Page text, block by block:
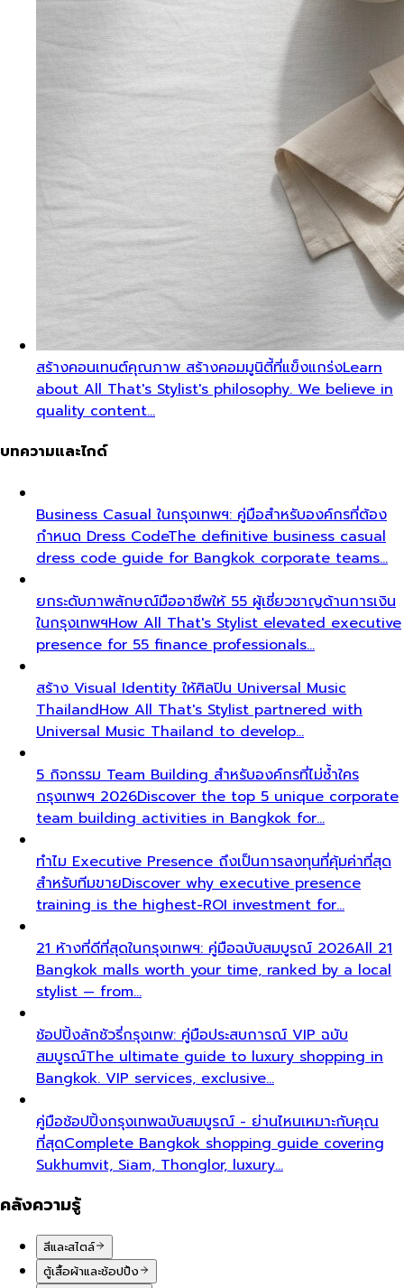
สร้างคอนเทนต์คุณภาพ สร้างคอมมูนิตี้ที่แข็งแกร่งLearn
about All That's Stylist's philosophy. We believe in
quality content…
บทความและไกด์
Business Casual ในกรุงเทพฯ: คู่มือสำหรับองค์กรที่ต้อง
กำหนด Dress CodeThe definitive business casual
dress code guide for Bangkok corporate teams…
ยกระดับภาพลักษณ์มืออาชีพให้ 55 ผู้เชี่ยวชาญด้านการเงิน
ในกรุงเทพฯHow All That's Stylist elevated executive
presence for 55 finance professionals…
สร้าง Visual Identity ให้ศิลปิน Universal Music
ThailandHow All That's Stylist partnered with
Universal Music Thailand to develop…
5 กิจกรรม Team Building สำหรับองค์กรที่ไม่ซ้ำใคร
กรุงเทพฯ 2026Discover the top 5 unique corporate
team building activities in Bangkok for…
ทำไม Executive Presence ถึงเป็นการลงทุนที่คุ้มค่าที่สุด
สำหรับทีมขายDiscover why executive presence
training is the highest-ROI investment for…
21 ห้างที่ดีที่สุดในกรุงเทพฯ: คู่มือฉบับสมบูรณ์ 2026All 21
Bangkok malls worth your time, ranked by a local
stylist — from…
ช้อปปิ้งลักชัวรี่กรุงเทพ: คู่มือประสบการณ์ VIP ฉบับ
สมบูรณ์The ultimate guide to luxury shopping in
Bangkok. VIP services, exclusive…
คู่มือช้อปปิ้งกรุงเทพฉบับสมบูรณ์ - ย่านไหนเหมาะกับคุณ
ที่สุดComplete Bangkok shopping guide covering
Sukhumvit, Siam, Thonglor, luxury…
คลังความรู้
สีและสไตล์
ตู้เสื้อผ้าและช้อปปิ้ง